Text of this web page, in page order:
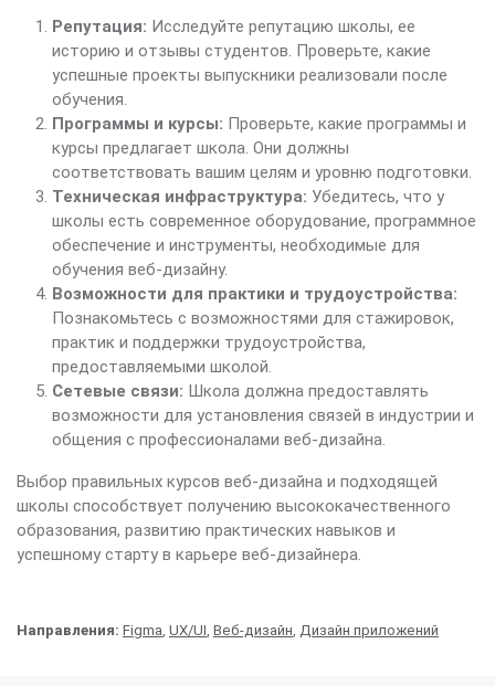
Репутация: Исследуйте репутацию школы, ее
историю и отзывы студентов. Проверьте, какие
успешные проекты выпускники реализовали после
обучения.
Программы и курсы: Проверьте, какие программы и
курсы предлагает школа. Они должны
соответствовать вашим целям и уровню подготовки.
Техническая инфраструктура: Убедитесь, что у
школы есть современное оборудование, программное
обеспечение и инструменты, необходимые для
обучения веб-дизайну.
Возможности для практики и трудоустройства:
Познакомьтесь с возможностями для стажировок,
практик и поддержки трудоустройства,
предоставляемыми школой.
Сетевые связи: Школа должна предоставлять
возможности для установления связей в индустрии и
общения с профессионалами веб-дизайна.
Выбор правильных курсов веб-дизайна и подходящей
школы способствует получению высококачественного
образования, развитию практических навыков и
успешному старту в карьере веб-дизайнера.
Направления: Figma, UX/UI, Веб-дизайн, Дизайн приложений